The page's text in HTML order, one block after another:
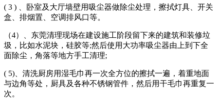
( 3 ) 、卧室及大厅墙壁用吸尘器做除尘处理，擦拭灯具、开关
盒、排烟置、空调排风口等。
（4）、东莞清理现场在建设施工阶段留下来的建筑和装修垃
圾，比如水泥块，硅胶等;然后使用大功率吸尘器由上到下全
面除尘，角落等地方手工清理;
( 5)、清洗厨房用湿毛巾再一次全方位的擦拭一遍，着重地面
与边角等处，厨具及各种不锈钢管件，然后用干毛巾再重复一
次。